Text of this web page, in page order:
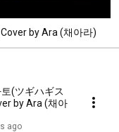
by Ara (채아라)
(ツギハギス
by Ara (채아
ago